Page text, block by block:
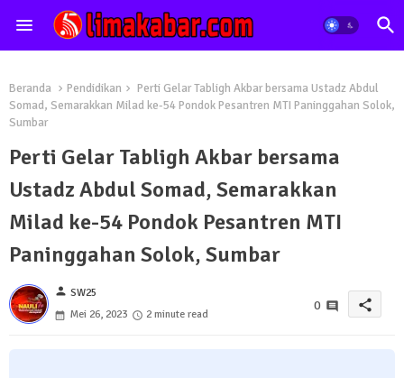
Beranda Pendidikan
Perti Gelar Tabligh Akbar bersama Ustadz Abdul
Somad, Semarakkan Milad ke-54 Pondok Pesantren MTI Paninggahan Solok,
Sumbar
Perti Gelar Tabligh Akbar bersama
Ustadz Abdul Somad, Semarakkan
Milad ke-54 Pondok Pesantren MTI
Paninggahan Solok, Sumbar
person SW25
Mei 26, 2023
2 minute read
0 share